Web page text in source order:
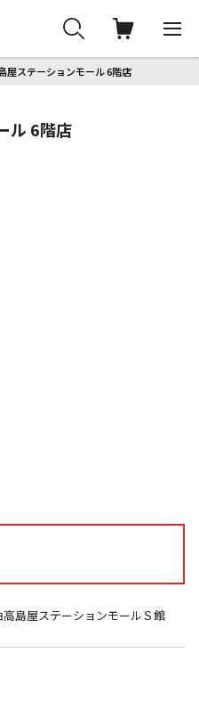
屋ステーションモール 6階店
ル 6階店
島屋ステーションモールＳ館